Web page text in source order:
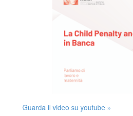
Guarda il video su youtube »